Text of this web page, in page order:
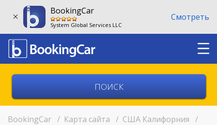
BookingCar
System Global Services LLC
Смотреть
Выберите город
BookingCar / Карта сайта / США Калифорния /